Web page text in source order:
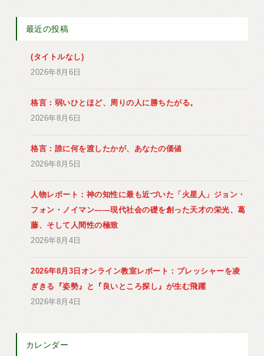
最近の投稿
(タイトルなし)
2026年8月6日
格言：弱いひとほど、周りの人に勝ちたがる。
2026年8月6日
格言：誰に何を渡したかが、あなたの価値
2026年8月5日
人物レポート：神の知性に最も近づいた「火星人」ジョン・
フォン・ノイマン――現代社会の礎を創った天才の栄光、葛
藤、そして人間性の極致
2026年8月4日
2026年8月3日オンライン教室レポート：プレッシャーを凌
ぎきる『姿勢』と『良いところ探し』が生む飛躍
2026年8月4日
カレンダー